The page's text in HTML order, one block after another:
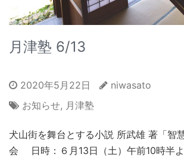
月津塾 6/13
2020年5月22日
niwasato
お知らせ, 月津塾
犬山街を舞台とする小説 所武雄 著「智
会 日時：６月13日（土）午前10時半